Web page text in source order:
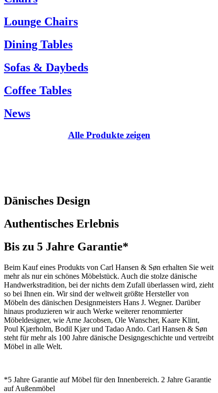
Kundenservice:
Tel.: +45 66 12 14 04
info@carlhansen.dk
Lounge Chairs
Dining Tables
Sofas & Daybeds
Coffee Tables
News
Alle Produkte zeigen
Dänisches Design
Authentisches Erlebnis
Bis zu 5 Jahre Garantie*
Beim Kauf eines Produkts von Carl Hansen & Søn erhalten Sie weit
mehr als nur ein schönes Möbelstück. Auch die stolze dänische
Handwerkstradition, bei der nichts dem Zufall überlassen wird, zieht
so bei Ihnen ein. Wir sind der weltweit größte Hersteller von
Möbeln des dänischen Designmeisters Hans J. Wegner. Darüber
hinaus produzieren wir auch Werke weiterer renommierter
Möbeldesigner, wie Arne Jacobsen, Ole Wanscher, Kaare Klint,
Poul Kjærholm, Bodil Kjær und Tadao Ando. Carl Hansen & Søn
steht für mehr als 100 Jahre dänische Designgeschichte und vertreibt
Möbel in alle Welt.
*5 Jahre Garantie auf Möbel für den Innenbereich. 2 Jahre Garantie
auf Außenmöbel